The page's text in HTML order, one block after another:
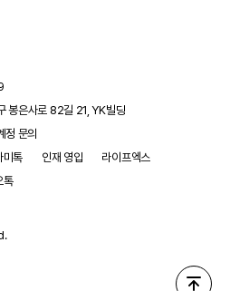
가시면 정보를 확인하실 수 있고
(MI) 대응 부서가 있어 전화,
요! 또 안전성 데이터를 수집하고 식
(PV) 라는 부서가 있구요.
처방되어 일어나는 부작용이 내가
봉은사로 82길 21, YK빌딩
정 문의
미톡 인재 영입
라이프엑스
톡